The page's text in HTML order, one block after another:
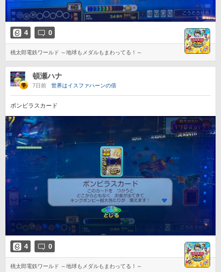
4 0
桃太郎電鉄ワールド ～地球もメダルもまわってる！～
頓瀬ハナ
7日前 世界はイスファハーンの倍
ボンビラスカード
4 0
桃太郎電鉄ワールド ～地球もメダルもまわってる！～